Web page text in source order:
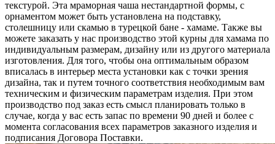
текстурой. Эта мраморная чаша нестандартной формы, с
орнаментом может быть установлена на подставку,
столешницу или скамью в турецкой бане - хамаме. Также вы
можете заказать у нас производство этой курны для хамама по
индивидуальным размерам, дизайну или из другого материала
изготовления. Для того, чтобы она оптимальным образом
вписалась в интерьер места установки как с точки зрения
дизайна, так и путем точного соответствия необходимым вам
техническим и физическим параметрам изделия. При этом
производство под заказ есть смысл планировать только в
случае, когда у вас есть запас по времени 90 дней и более с
момента согласования всех параметров заказного изделия и
подписания Договора Поставки.